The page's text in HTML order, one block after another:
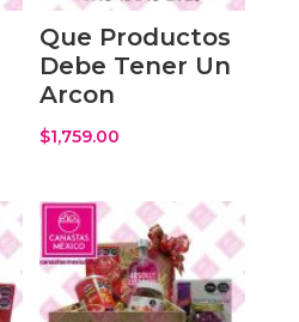
Que Productos
Debe Tener Un
Arcon
$1,759.00